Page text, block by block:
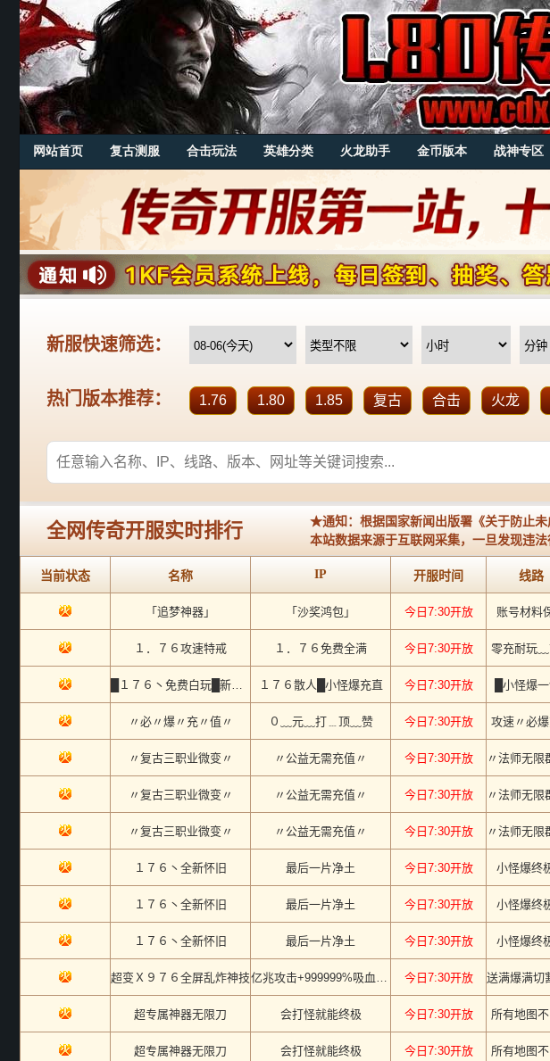
网站首页 复古测服 合击玩法 英雄分类 火龙助手 金币版本 战神专区